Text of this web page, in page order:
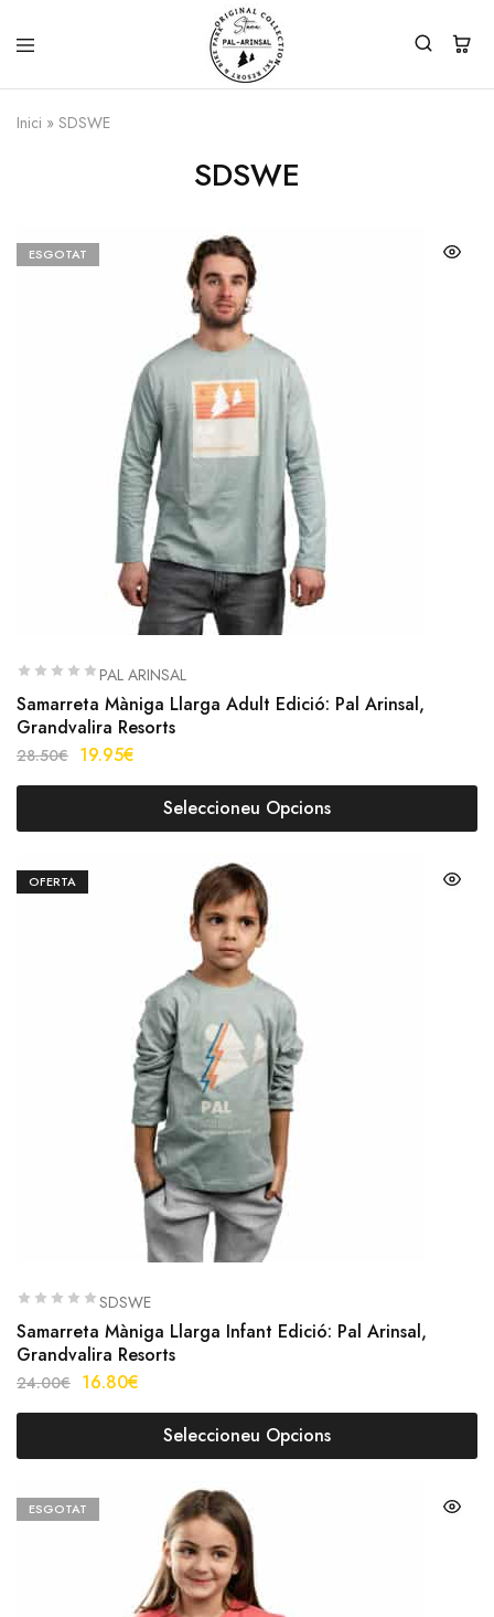
Inici » SDSWE
SDSWE
ESGOTAT
PAL ARINSAL
Samarreta Màniga Llarga Adult Edició: Pal Arinsal,
Grandvalira Resorts
28.50€ 19.95€
Seleccioneu Opcions
OFERTA
SDSWE
Samarreta Màniga Llarga Infant Edició: Pal Arinsal,
Grandvalira Resorts
24.00€ 16.80€
Seleccioneu Opcions
ESGOTAT